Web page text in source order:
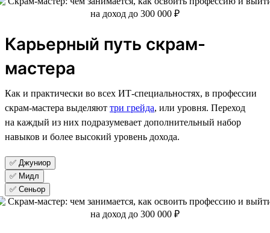
Карьерный путь скрам-
мастера
Как и практически во всех ИТ-специальностях, в профессии
скрам-мастера выделяют три грейда, или уровня. Переход
на каждый из них подразумевает дополнительный набор
навыков и более высокий уровень дохода.
✅ Джуниор
✅ Мидл
✅ Сеньор